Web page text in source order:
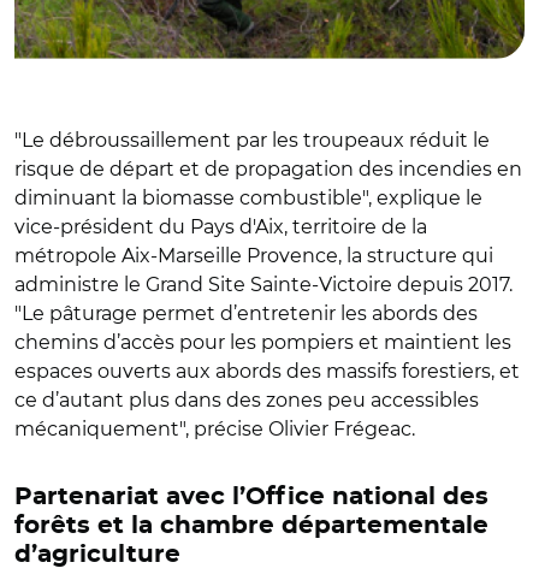
"Le débroussaillement par les troupeaux réduit le
risque de départ et de propagation des incendies en
diminuant la biomasse combustible", explique le
vice-président du Pays d'Aix, territoire de la
métropole Aix-Marseille Provence, la structure qui
administre le Grand Site Sainte-Victoire depuis 2017.
"Le pâturage permet d’entretenir les abords des
chemins d’accès pour les pompiers et maintient les
espaces ouverts aux abords des massifs forestiers, et
ce d’autant plus dans des zones peu accessibles
mécaniquement", précise Olivier Frégeac.
Partenariat avec l’Office national des
forêts et la chambre départementale
d’agriculture